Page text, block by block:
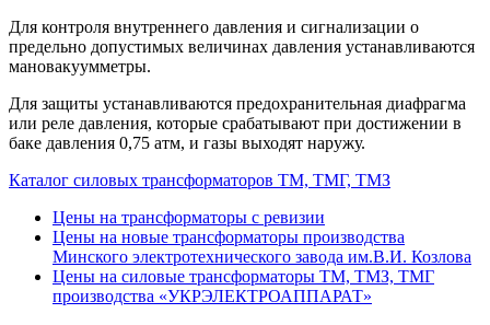
Для контроля внутреннего давления и сигнализации о
предельно допустимых величинах давления устанавливаются
мановакуумметры.
Для защиты устанавливаются предохранительная диафрагма
или реле давления, которые срабатывают при достижении в
баке давления 0,75 атм, и газы выходят наружу.
Каталог силовых трансформаторов ТМ, ТМГ, ТМЗ
Цены на трансформаторы с ревизии
Цены на новые трансформаторы производства
Минского электротехнического завода им.В.И. Козлова
Цены на силовые трансформаторы ТМ, ТМЗ, ТМГ
производства «УКРЭЛЕКТРОАППАРАТ»